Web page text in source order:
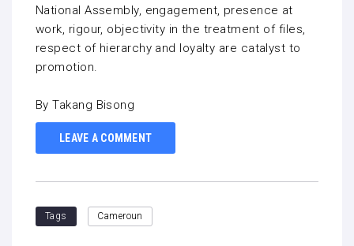
National Assembly, engagement, presence at
work, rigour, objectivity in the treatment of files,
respect of hierarchy and loyalty are catalyst to
promotion.
By Takang Bisong
LEAVE A COMMENT
Tags Cameroun